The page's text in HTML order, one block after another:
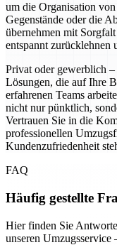
um die Organisation
Gegenstände oder die
übernehmen mit
entspannt zurücklehnen
Privat oder gewerblich –
Lösungen, die auf Ihre
erfahrenen Teams
nicht nur pünktlich,
Vertrauen Sie in die
professionellen
Kundenzufriedenheit
FAQ
Häufig gestellte
Hier finden Sie
unseren Umzugsservice